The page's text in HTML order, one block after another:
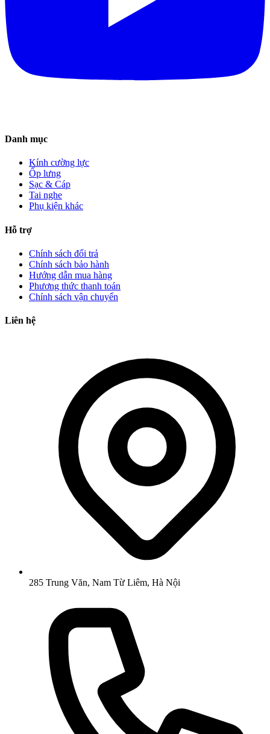
Danh mục
Kính cường lực
Ốp lưng
Sạc & Cáp
Tai nghe
Phụ kiện khác
Hỗ trợ
Chính sách đổi trả
Chính sách bảo hành
Hướng dẫn mua hàng
Phương thức thanh toán
Chính sách vận chuyển
Liên hệ
285 Trung Văn, Nam Từ Liêm, Hà Nội